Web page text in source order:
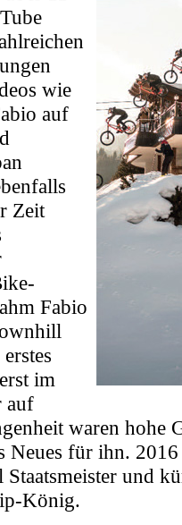
wie
auf
Zeit
Fabio
im
auf
waren hohe
Neues für ihn.
und
König.